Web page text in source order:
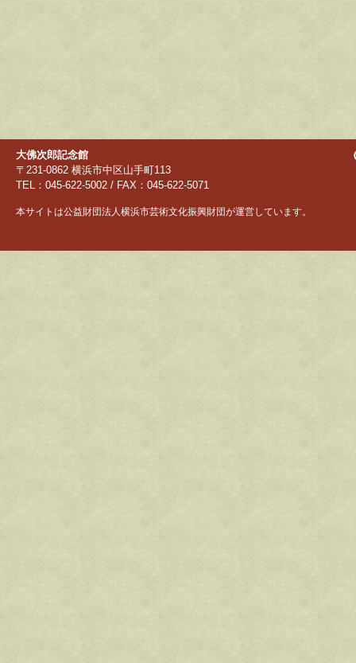
大佛次郎記念館
〒231-0862 横浜市中区山手町113
TEL：045-622-5002 / FAX：045-622-5071
本サイトは公益財団法人横浜市芸術文化振興財団が運営しています。